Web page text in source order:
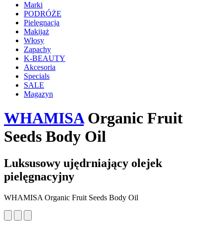
Marki
PODRÓŻE
Pielęgnacja
Makijaż
Włosy
Zapachy
K-BEAUTY
Akcesoria
Specials
SALE
Magazyn
WHAMISAOrganic Fruit
Seeds Body Oil
Luksusowy ujędrniający olejek
pielęgnacyjny
WHAMISA Organic Fruit Seeds Body Oil